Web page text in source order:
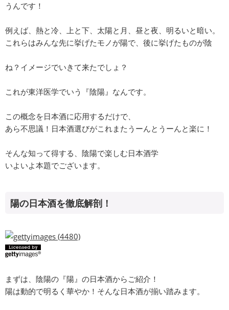
うんです！
例えば、熱と冷、上と下、太陽と月、昼と夜、明るいと暗い。
これらはみんな先に挙げたモノが陽で、後に挙げたものが陰
ね？イメージでいきて来たでしょ？
これが東洋医学でいう『陰陽』なんです。
この概念を日本酒に応用するだけで、
あら不思議！日本酒選びがこれまたうーんとうーんと楽に！
そんな知って得する、陰陽で楽しむ日本酒学
いよいよ本題でございます。
陽の日本酒を徹底解剖！
まずは、陰陽の『陽』の日本酒からご紹介！
陽は動的で明るく華やか！そんな日本酒が揃い踏みます。